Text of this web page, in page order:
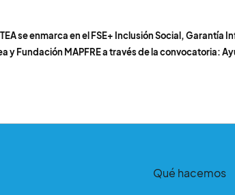
se enmarca en el FSE+ Inclusión Social,
y Fundación MAPFRE a través de la convocatoria:
Qué hacemos